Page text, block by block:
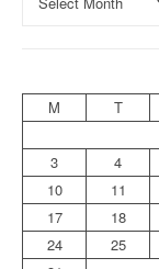
M
T
3
4
10
11
17
18
24
25